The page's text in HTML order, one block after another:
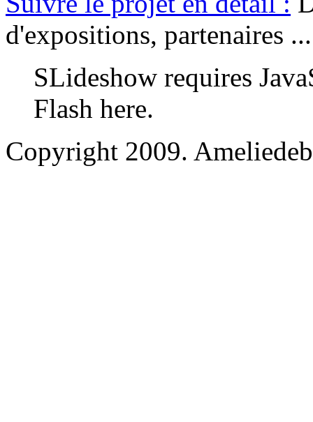
d'expositions, partenaires
SLideshow requires
Flash here.
Copyright 2009.